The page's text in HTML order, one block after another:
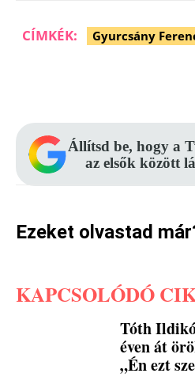
CÍMKÉK: Gyurcsány
Állítsd be, hogy a
az elsők között
Ezeket olvastad
KAPCSOLÓDÓ
Tóth
éven át
„Én ezt